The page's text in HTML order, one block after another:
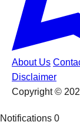
About Us
Disclaimer
Copyright ©
Notifications 0